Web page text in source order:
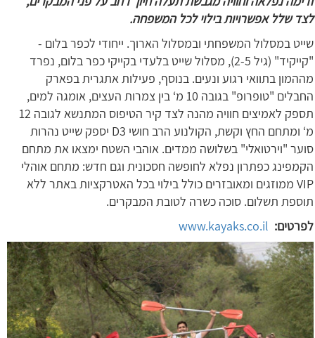
לצד שלל אפשרויות בילוי לכל המשפחה.
שייט במסלול המשפחתי ובמסלול הארוך. ייחודי לכפר בלום -
"קייקיד" (גיל 2-5), מסלול שייט בלעדי בקייקי כפר בלום, נפרד
מההמון בתוואי רגוע ונעים. בנוסף, פעילות אתגרית בפארק
החבלים "טופרופ" בגובה 10 מ‘ בין צמרות העצים, אומגה למים,
תספק לאמיצים חוויה מהנה לצד קיר הטיפוס המתנשא לגובה 12
מ‘ ומתחם החץ וקשת, הקולנוע הרב חושי D3 יספק שייט נהרות
סוער "וירטואלי" בשלושה ממדים. אוהבי השטח ימצאו את מתחם
הקמפינג כפתרון נפלא לחופשה חסכונית וגם חדש: מתחם אוהלי
VIP ממוזגים ומאובזרים כולל בילוי בכל האטרקציות באתר ללא
תוספת תשלום. סוכה כשרה לטובת המבקרים.
לפרטים: www.kayaks.co.il